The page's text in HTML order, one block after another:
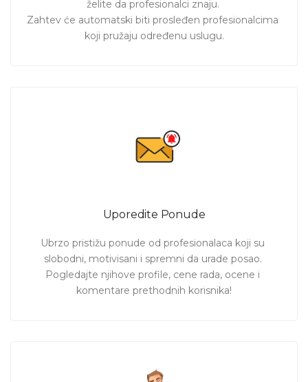
želite da profesionalci znaju.
Zahtev će automatski biti prosleđen profesionalcima
koji pružaju određenu uslugu.
Uporedite Ponude
Ubrzo pristižu ponude od profesionalaca koji su
slobodni, motivisani i spremni da urade posao.
Pogledajte njihove profile, cene rada, ocene i
komentare prethodnih korisnika!